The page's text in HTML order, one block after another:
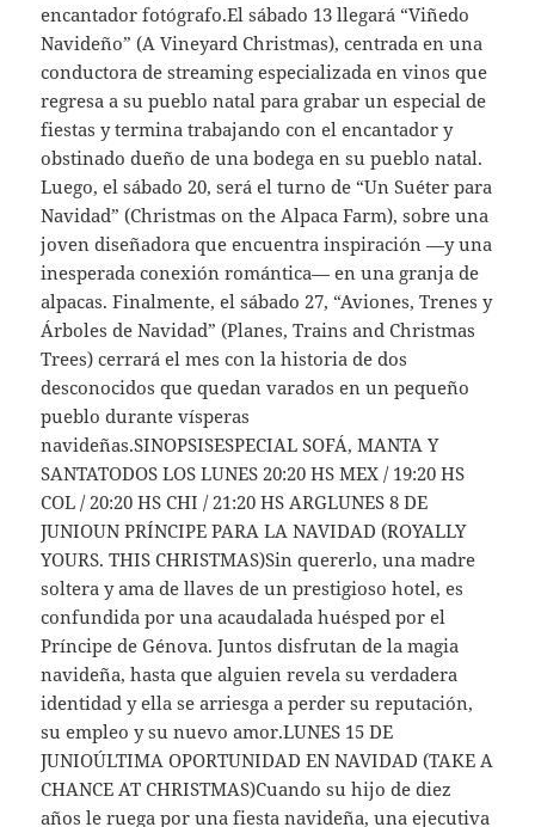
encantador fotógrafo.El sábado 13 llegará “Viñedo
Navideño” (A Vineyard Christmas), centrada en una
conductora de streaming especializada en vinos que
regresa a su pueblo natal para grabar un especial de
fiestas y termina trabajando con el encantador y
obstinado dueño de una bodega en su pueblo natal.
Luego, el sábado 20, será el turno de “Un Suéter para
Navidad” (Christmas on the Alpaca Farm), sobre una
joven diseñadora que encuentra inspiración —y una
inesperada conexión romántica— en una granja de
alpacas. Finalmente, el sábado 27, “Aviones, Trenes y
Árboles de Navidad” (Planes, Trains and Christmas
Trees) cerrará el mes con la historia de dos
desconocidos que quedan varados en un pequeño
pueblo durante vísperas
navideñas.SINOPSISESPECIAL SOFÁ, MANTA Y
SANTATODOS LOS LUNES 20:20 HS MEX / 19:20 HS
COL / 20:20 HS CHI / 21:20 HS ARGLUNES 8 DE
JUNIOUN PRÍNCIPE PARA LA NAVIDAD (ROYALLY
YOURS. THIS CHRISTMAS)Sin quererlo, una madre
soltera y ama de llaves de un prestigioso hotel, es
confundida por una acaudalada huésped por el
Príncipe de Génova. Juntos disfrutan de la magia
navideña, hasta que alguien revela su verdadera
identidad y ella se arriesga a perder su reputación,
su empleo y su nuevo amor.LUNES 15 DE
JUNIOÚLTIMA OPORTUNIDAD EN NAVIDAD (TAKE A
CHANCE AT CHRISTMAS)Cuando su hijo de diez
años le ruega por una fiesta navideña, una ejecutiva